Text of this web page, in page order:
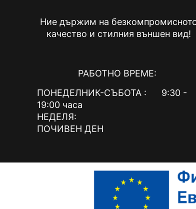
Ние държим на
качество и стилния външен вид!
РАБОТНО ВРЕМЕ:
ПОНЕДЕЛНИК-СЪБОТА : 9:30 -
19:00 часа
НЕДЕЛЯ:
ПОЧИВЕН ДЕН